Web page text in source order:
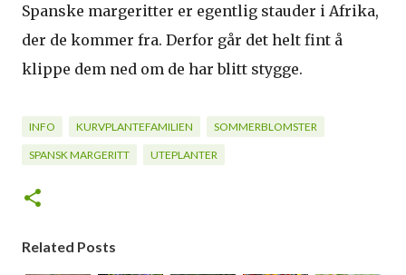
Spanske margeritter er egentlig stauder i Afrika,
der de kommer fra. Derfor går det helt fint å
klippe dem ned om de har blitt stygge.
INFO KURVPLANTEFAMILIEN SOMMERBLOMSTER
SPANSK MARGERITT UTEPLANTER
Related Posts